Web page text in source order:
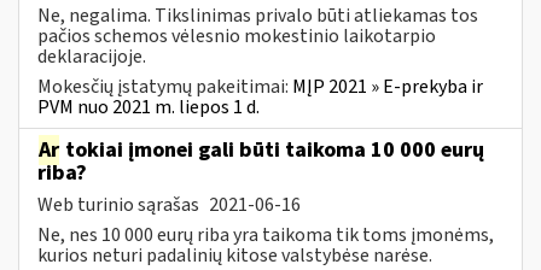
Ne, negalima. Tikslinimas privalo būti atliekamas tos
pačios schemos vėlesnio mokestinio laikotarpio
deklaracijoje.
Mokesčių įstatymų pakeitimai: MĮP 2021 » E-prekyba ir
PVM nuo 2021 m. liepos 1 d.
Ar tokiai įmonei gali būti taikoma 10 000 eurų
riba?
Web turinio sąrašas 2021-06-16
Ne, nes 10 000 eurų riba yra taikoma tik toms įmonėms,
kurios neturi padalinių kitose valstybėse narėse.